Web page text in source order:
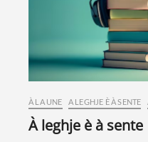
À LA UNE A LEGHJE È À SENTE
à leghje è à sente